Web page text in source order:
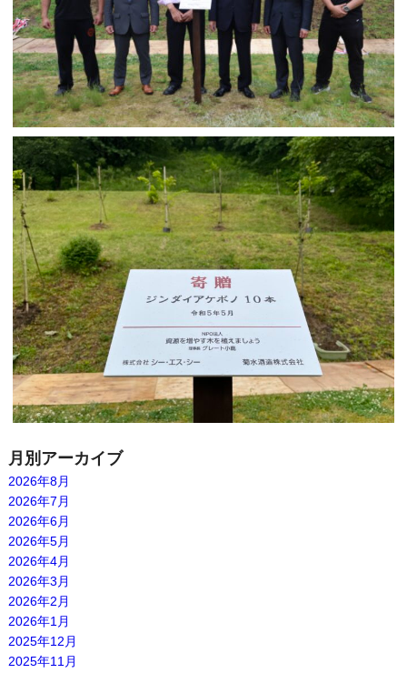
月別アーカイブ
2026年8月
2026年7月
2026年6月
2026年5月
2026年4月
2026年3月
2026年2月
2026年1月
2025年12月
2025年11月